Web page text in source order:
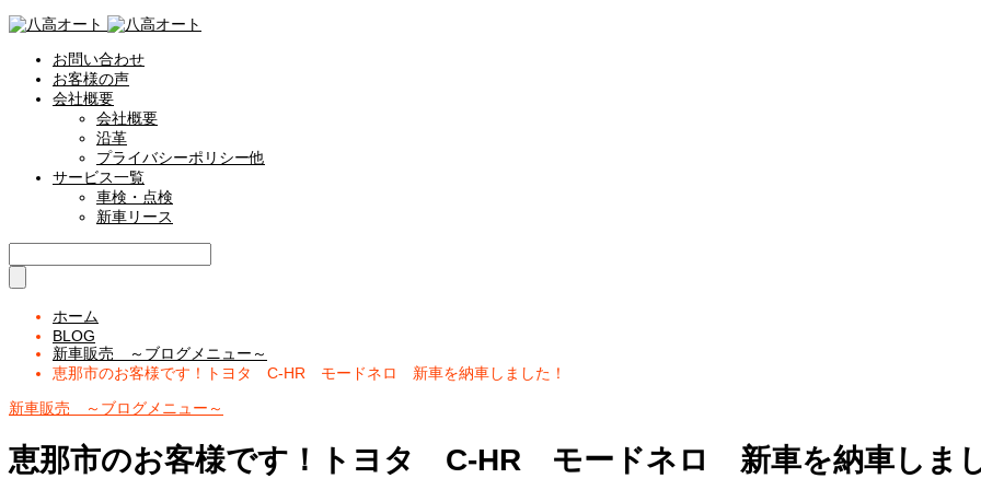
お問い合わせ
お客様の声
会社概要
会社概要
沿革
プライバシーポリシー他
サービス一覧
車検・点検
新車リース
ホーム
BLOG
新車販売 ～ブログメニュー～
恵那市のお客様です！トヨタ C-HR モードネロ 新車を納車しました！
新車販売 ～ブログメニュー～
恵那市のお客様です！トヨタ C-HR モードネロ 新車を納車しま